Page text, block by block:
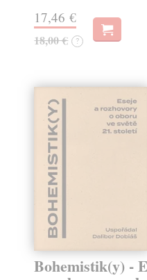
17,46 €
18,00 € ?
Bohemistik(y) -